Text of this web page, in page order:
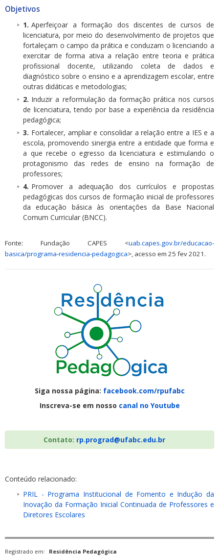
Objetivos
Aperfeiçoar a formação dos discentes de cursos de
licenciatura, por meio do desenvolvimento de projetos que
fortaleçam o campo da prática e conduzam o licenciando a
exercitar de forma ativa a relação entre teoria e prática
profissional docente, utilizando coleta de dados e
diagnóstico sobre o ensino e a aprendizagem escolar, entre
outras didáticas e metodologias;
Induzir a reformulação da formação prática nos cursos
de licenciatura, tendo por base a experiência da residência
pedagógica;
Fortalecer, ampliar e consolidar a relação entre a IES e a
escola, promovendo sinergia entre a entidade que forma e
a que recebe o egresso da licenciatura e estimulando o
protagonismo das redes de ensino na formação de
professores;
Promover a adequação dos currículos e propostas
pedagógicas dos cursos de formação inicial de professores
da educação básica às orientações da Base Nacional
Comum Curricular (BNCC).
Fonte: Fundação CAPES <uab.capes.gov.br/educacao-
basica/programa-residencia-pedagogica>, acesso em 25 fev 2021.
Siga nossa página: facebook.com/rpufabc
Inscreva-se em nosso canal no Youtube
Contato: rp.prograd@ufabc.edu.br
Conteúdo relacionado:
PRIL - Programa Institucional de Fomento e Indução da
Inovação da Formação Inicial Continuada de Professores e
Diretores Escolares
Registrado em: Residência Pedagógica